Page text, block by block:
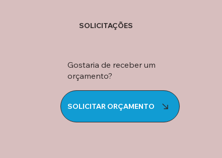
SOLICITAÇÕES
Gostaria de receber um
orçamento?
SOLICITAR ORÇAMENTO